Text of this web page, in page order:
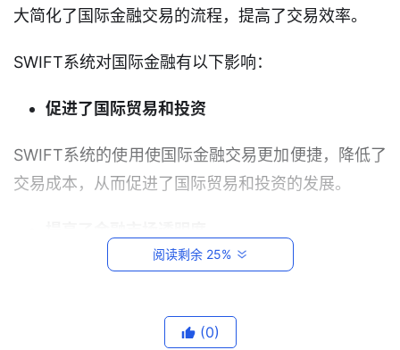
大简化了国际金融交易的流程，提高了交易效率。
SWIFT系统对国际金融有以下影响：
促进了国际贸易和投资
SWIFT系统的使用使国际金融交易更加便捷，降低了
交易成本，从而促进了国际贸易和投资的发展。
SWIFT系统的使用使国际金融交易更加透明，有利于
阅读剩余 25%
(0)